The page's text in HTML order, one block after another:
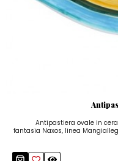
Antipastiera ovale in
fantasia Naxos, linea